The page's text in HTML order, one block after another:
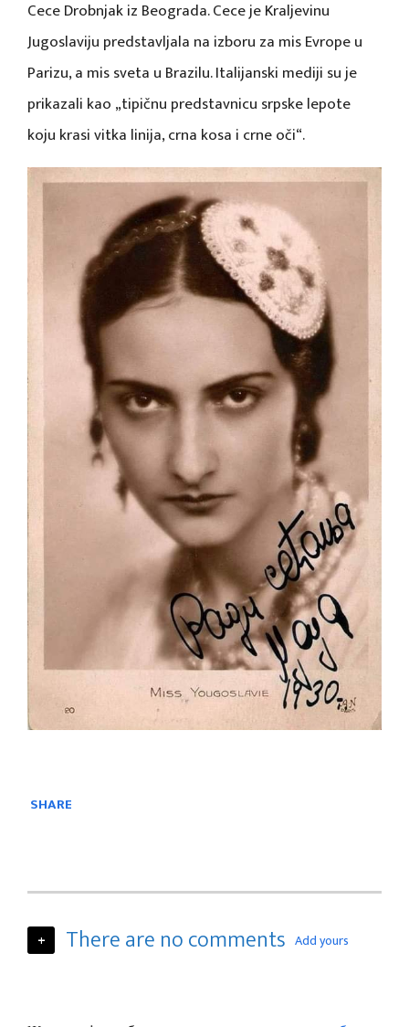
Cece Drobnjak iz Beograda. Cece je Kraljevinu
Jugoslaviju predstavljala na izboru za mis Evrope u
Parizu, a mis sveta u Brazilu. Italijanski mediji su je
prikazali kao „tipičnu predstavnicu srpske lepote
koju krasi vitka linija, crna kosa i crne oči“.
SHARE
+ There are no comments Add yours